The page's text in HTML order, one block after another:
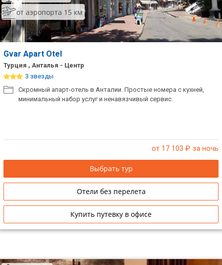
от аэропорта 15 км
Gvar Apart Otel
Турция , Анталья - Центр
3 звезды
Скромный апарт-отель в Анталии. Простые номера с кухней,
минимальный набор услуг и ненавязчивый сервис.
от 17 103 ₽ за ночь
Выбрать тур
Отели без перелета
Купить путевку в офисе